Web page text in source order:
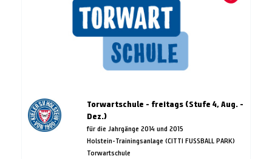
Torwartschule - freitags (Stufe 4, Aug. -
Dez.)
für die Jahrgänge 2014 und 2015
Holstein-Trainingsanlage (CITTI FUSSBALL PARK)
Torwartschule